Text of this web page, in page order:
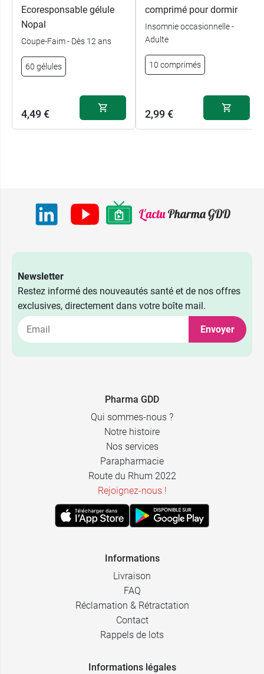
Ecoresponsable gélule
Nopal
Coupe-Faim - Dès 12 ans
60 gélules
4,49 €
comprimé pour dormir
Insomnie occasionnelle -
Adulte
10 comprimés
2,99 €
Newsletter
Restez informé des nouveautés santé et de nos offres
exclusives, directement dans votre boîte mail.
Envoyer
Pharma GDD
Qui sommes-nous ?
Notre histoire
Nos services
Parapharmacie
Route du Rhum 2022
Rejoignez-nous !
Informations
Livraison
FAQ
Réclamation & Rétractation
Contact
Rappels de lots
Informations légales